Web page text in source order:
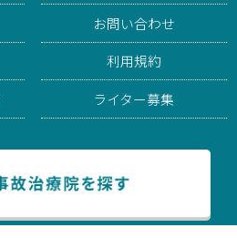
お問い合わせ
利用規約
ライター募集